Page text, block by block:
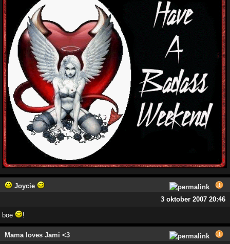
Joycie
3 oktober 2007 20:46
boe !
Mama loves Jami <3